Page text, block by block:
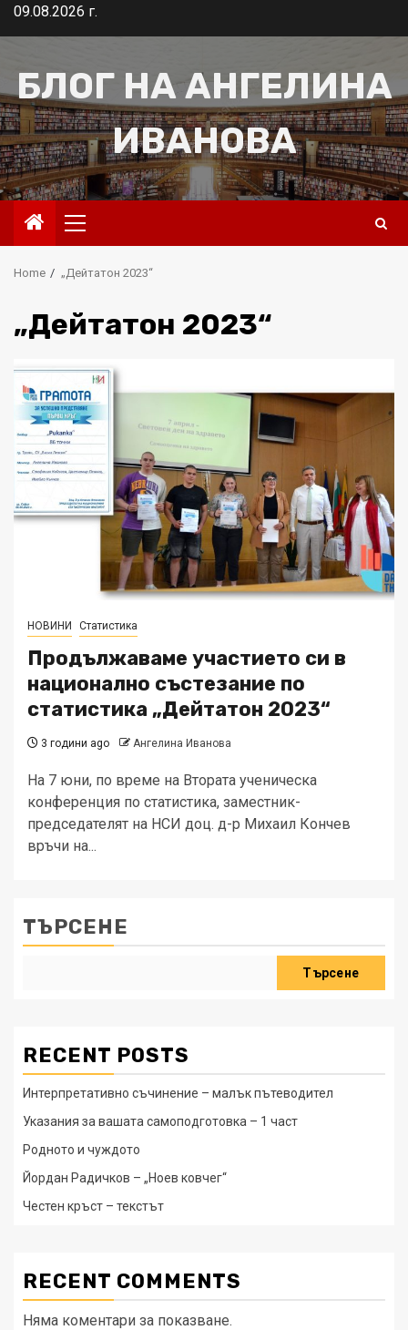
Skip09.08.2026 г.
БЛОГ НА АНГЕЛИНА
ИВАНОВА
Primary
Menu
Home „Дейтатон 2023“
„Дейтатон 2023“
НОВИНИ Статистика
Продължаваме участието си в
национално състезание по
статистика „Дейтатон 2023“
3 години ago Ангелина Иванова
На 7 юни, по време на Втората ученическа
конференция по статистика, заместник-
председателят на НСИ доц. д-р Михаил Кончев
връчи на...
ТЪРСЕНЕ
Търсене
RECENT POSTS
Интерпретативно съчинение – малък пътеводител
Указания за вашата самоподготовка – 1 част
Родното и чуждото
Йордан Радичков – „Ноев ковчег“
Честен кръст – текстът
RECENT COMMENTS
Няма коментари за показване.